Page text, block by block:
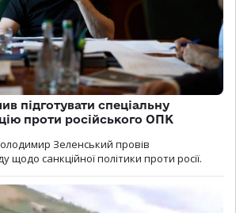
підготувати спеціальну
проти російського ОПК
Зеленський провів
щодо санкційної політики проти росії.